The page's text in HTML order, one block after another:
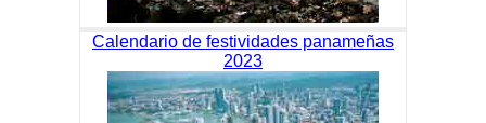
Calendario de festividades panameñas
2023